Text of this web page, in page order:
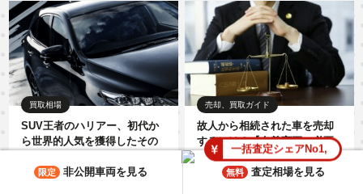
SUV王者のハリアー、初代か
ら世界的人気を獲得したその
解説
買取相場
故人から相続された車を売却
するには？【名義変更・必要
書類から売却先まで徹底解
売却、買取ガイド
限定 非公開車両を見る
一括査定シェアNo1,
無料 査定相場を見る